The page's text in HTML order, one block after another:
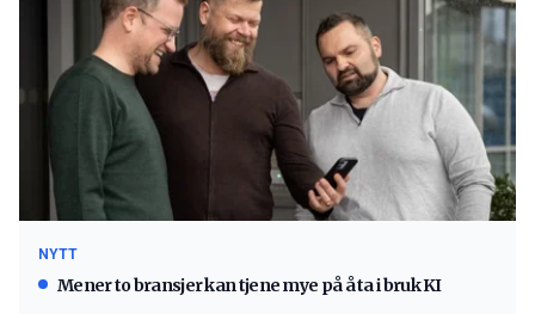
NYTT
Mener to bransjer kan tjene mye på å ta i bruk KI